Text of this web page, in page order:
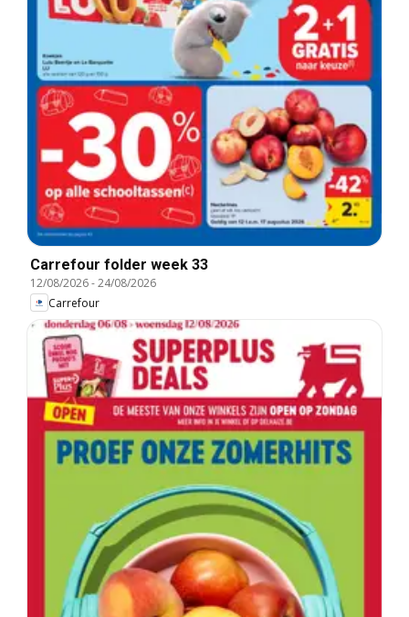
Carrefour folder week 33
12/08/2026-24/08/2026
Carrefour